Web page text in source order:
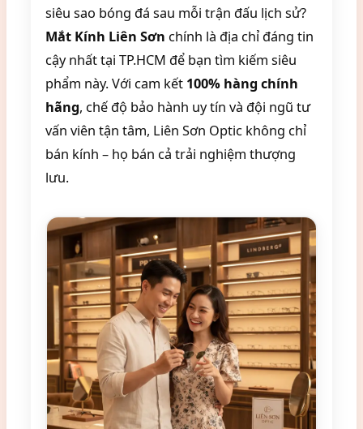
siêu sao bóng đá sau mỗi trận đấu lịch sử?
Mắt Kính Liên Sơn chính là địa chỉ đáng tin
cậy nhất tại TP.HCM để bạn tìm kiếm siêu
phẩm này. Với cam kết 100% hàng chính
hãng, chế độ bảo hành uy tín và đội ngũ tư
vấn viên tận tâm, Liên Sơn Optic không chỉ
bán kính – họ bán cả trải nghiệm thượng
lưu.